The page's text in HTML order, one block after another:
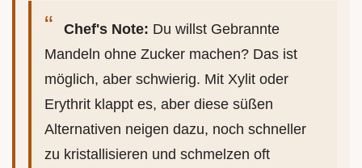
Chef's Note: Du willst Gebrannte
Mandeln ohne Zucker machen? Das ist
möglich, aber schwierig. Mit Xylit oder
Erythrit klappt es, aber diese süßen
Alternativen neigen dazu, noch schneller
zu kristallisieren und schmelzen oft